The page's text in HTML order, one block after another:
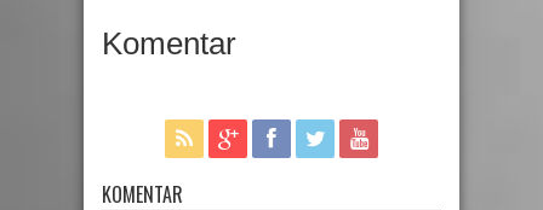
Komentar
KOMENTAR